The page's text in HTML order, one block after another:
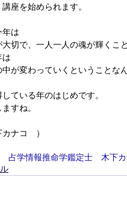
講座を始められます。
年は
切で、一人一人の魂が輝くこ
は
が変わっていくということな
ている年のはじめです。
ますね。
ナコ　）
占学情報推命学鑑定士 木下カ